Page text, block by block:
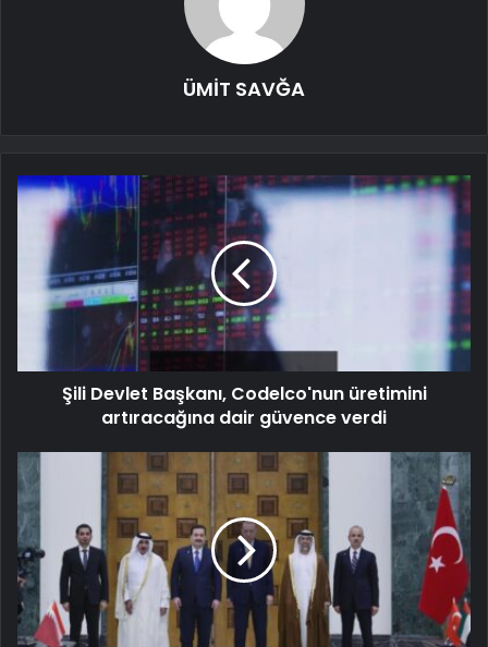
ÜMİT SAVĞA
Şili Devlet Başkanı, Codelco'nun üretimini
artıracağına dair güvence verdi